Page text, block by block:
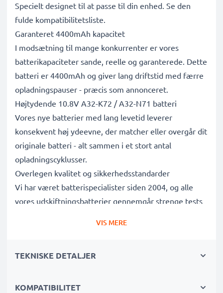
Specielt designet til at passe til din enhed. Se den
fulde kompatibilitetsliste.
Garanteret 4400mAh kapacitet
I modsætning til mange konkurrenter er vores
batterikapaciteter sande, reelle og garanterede. Dette
batteri er 4400mAh og giver lang driftstid med færre
opladningspauser - præcis som annonceret.
Højtydende 10.8V A32-K72 / A32-N71 batteri
Vores nye batterier med lang levetid leverer
konsekvent høj ydeevne, der matcher eller overgår dit
originale batteri - alt sammen i et stort antal
opladningscyklusser.
Overlegen kvalitet og sikkerhedsstandarder
Vi har været batterispecialister siden 2004, og alle
vores udskiftningsbatterier gennemgår strenge tests
Udskift batteriet, ikke din enhed. Det er det smartere,
penge og samtidig reducerer dit miljømæssige
VIS MERE
TEKNISKE DETALJER
KOMPATIBILITET